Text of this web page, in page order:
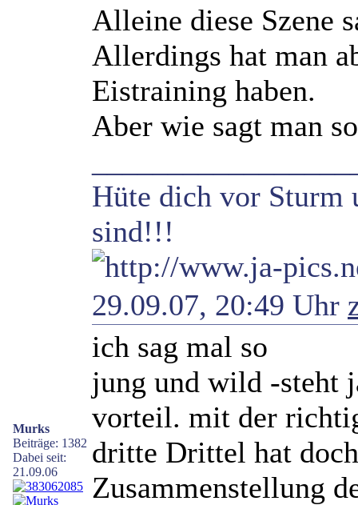
Alleine diese Szene
Allerdings hat man
Eistraining haben.
Aber wie sagt man
Hüte dich vor Sturm
sind!!!
Murks
Beiträge: 1382
Dabei seit:
21.09.06
29.09.07, 20:49 Uhr
ich sag mal so
jung und wild -steht
vorteil. mit der
dritte Drittel hat
Zusammenstellung